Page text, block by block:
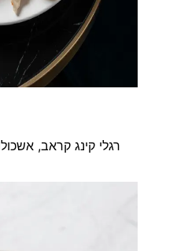
רגלי קינג קראב,